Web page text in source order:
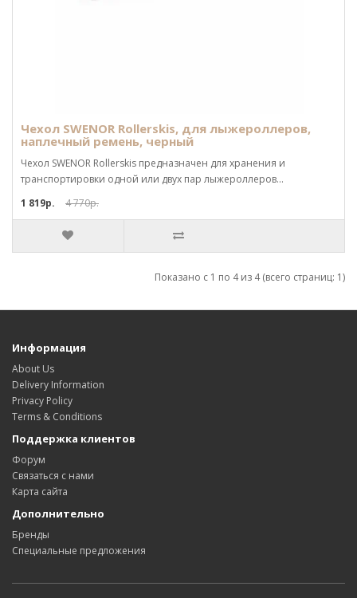
Чехол SWENOR Rollerskis, для лыжероллеров,
наплечный ремень, черный
Чехол SWENOR Rollerskis предназначен для хранения и
транспортировки одной или двух пар лыжероллеров...
1 819р.
4 770р.
Показано с 1 по 4 из 4 (всего страниц: 1)
Информация
About Us
Delivery Information
Privacy Policy
Terms & Conditions
Поддержка клиентов
Форум
Связаться с нами
Карта сайта
Дополнительно
Бренды
Специальные предложения